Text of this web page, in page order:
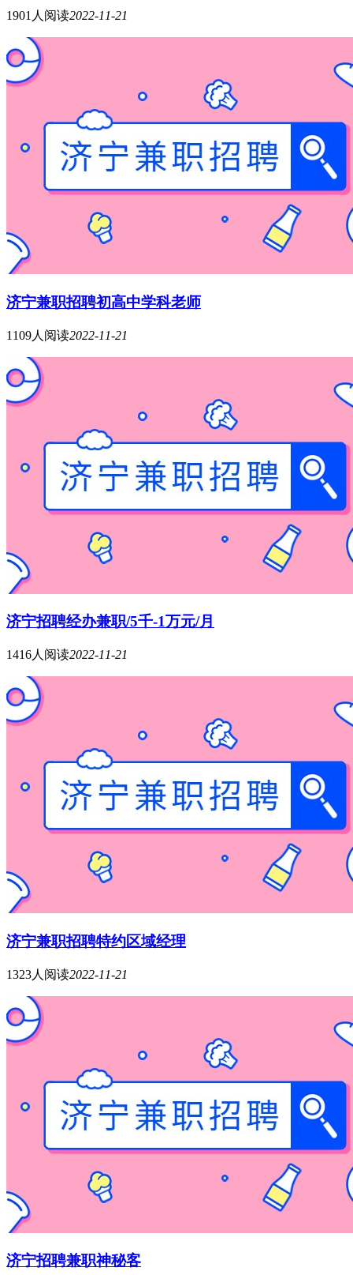
1901人阅读2022-11-21
济宁兼职招聘初高中学科老师
1109人阅读2022-11-21
济宁招聘经办兼职/5千-1万元/月
1416人阅读2022-11-21
济宁兼职招聘特约区域经理
1323人阅读2022-11-21
济宁招聘兼职神秘客